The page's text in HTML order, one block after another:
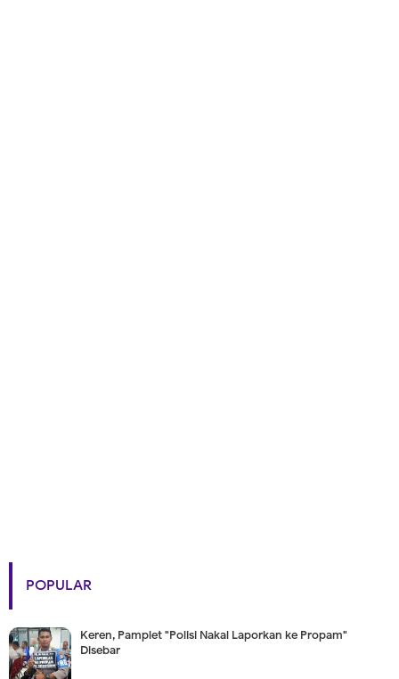
POPULAR
Keren, Pamplet "Polisi Nakal Laporkan ke Propam"
Disebar